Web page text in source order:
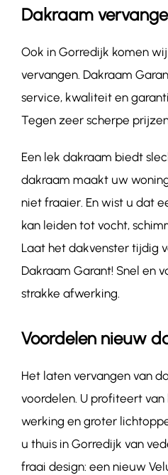
Dakraam
Ook in Gorredijk komen
vervangen. Dakraam
service, kwaliteit en
Tegen zeer scherpe
Een lek dakraam biedt
dakraam maakt uw
niet fraaier. En wist u dat
kan leiden tot vocht,
Laat het dakvenster tijdig
Dakraam Garant! Snel en
strakke afwerking.
Voordelen nieuw
Het laten vervangen van
voordelen. U profiteert
werking en groter
u thuis in Gorredijk van
fraai design: een nieuw